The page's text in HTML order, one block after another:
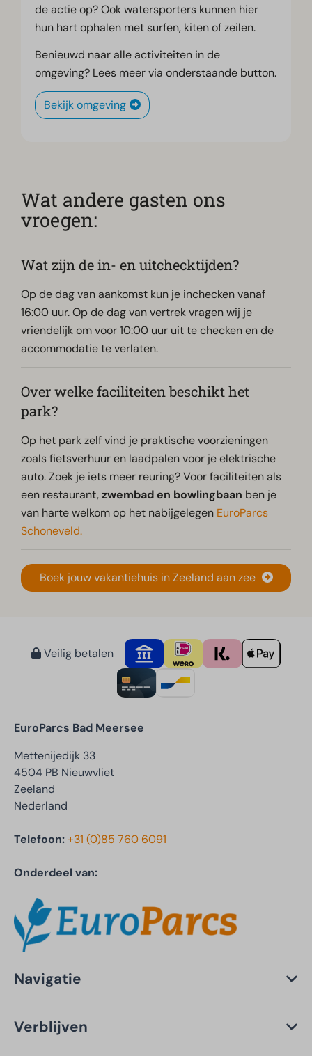
de actie op? Ook watersporters kunnen hier
hun hart ophalen met surfen, kiten of zeilen.
Benieuwd naar alle activiteiten in de
omgeving? Lees meer via onderstaande button.
Bekijk omgeving
Wat andere gasten ons
vroegen:
Wat zijn de in- en uitchecktijden?
Op de dag van aankomst kun je inchecken vanaf
16:00 uur. Op de dag van vertrek vragen wij je
vriendelijk om voor 10:00 uur uit te checken en de
accommodatie te verlaten.
Over welke faciliteiten beschikt het
park?
Op het park zelf vind je praktische voorzieningen
zoals fietsverhuur en laadpalen voor je elektrische
auto. Zoek je iets meer reuring? Voor faciliteiten als
een restaurant,zwembad en bowlingbaan ben je
van harte welkom op het nabijgelegen EuroParcs
Schoneveld.
Boek jouw vakantiehuis in Zeeland aan zee
Veilig betalen
EuroParcs Bad Meersee
Mettenijedijk 33
4504 PB Nieuwvliet
Zeeland
Nederland
Telefoon:+31 (0)85 760 6091
Onderdeel van:
Navigatie
Verblijven